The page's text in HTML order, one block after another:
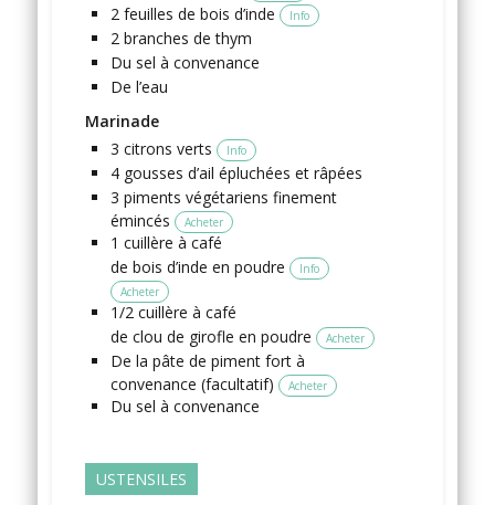
2 feuilles de bois d’inde Info
2 branches de thym
Du sel à convenance
De l’eau
Marinade
3 citrons verts Info
4 gousses d’ail épluchées et râpées
3 piments végétariens finement
émincés
Acheter
1 cuillère à café
de bois d’inde en poudre
Info
Acheter
1/2 cuillère à café
de clou de girofle en poudre
Acheter
De la pâte de piment fort à
convenance (facultatif)
Acheter
Du sel à convenance
USTENSILES